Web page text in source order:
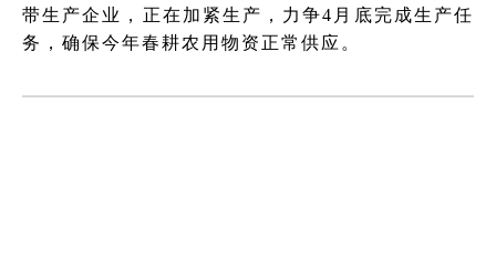
带生产企业，正在加紧生产，力争4月底完成生产任
务，确保今年春耕农用物资正常供应。